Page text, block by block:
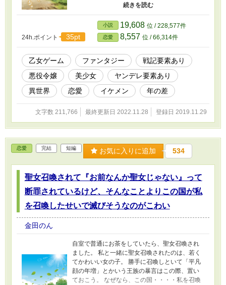
予定の兄を助けることに成功する。 ・・・・
が、なぜか男装して兄の代わりに魔法騎士団に
入団することになってしまい・・・・・？ ※何
でも許せる人向けです！ ＜小説家になろう＞で
先行連載しています！（たぶんそのうち、追い
つきます） https://ncode.syosetu.com/n4897fe/
24h.ポイント 35pt
小説 19,608 位 / 228,577件
恋愛 8,557 位 / 66,314件
乙女ゲーム ファンタジー
戦記要素あり
悪役令嬢
美少女
ヤンデレ要素あり
異世界
恋愛 イケメン 年の差
文字数 211,766 最終更新日 2022.11.28 登録日 2019.11.29
恋愛 完結 短編 お気に入りに追加 534
聖女召喚されて『お前なんか聖女じゃない』って
断罪されているけど、そんなことよりこの国が私
を召喚したせいで滅びそうなのがこわい
金田のん
自室で普通にお茶をしていたら、聖女召喚され
ました。 私と一緒に聖女召喚されたのは、若く
てかわいい女の子。 勝手に召喚しといて「平凡
顔の年増」とかいう王族の暴言はこの際、置い
ておこう。 なぜなら、この国・・・・私を召喚